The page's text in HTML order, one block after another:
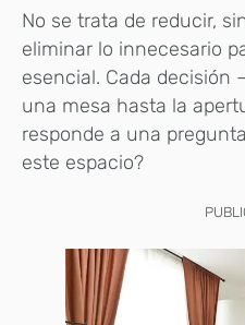
No se trata de reducir,
eliminar lo innecesario
esencial. Cada decisión
una mesa hasta la
responde a una
este espacio?